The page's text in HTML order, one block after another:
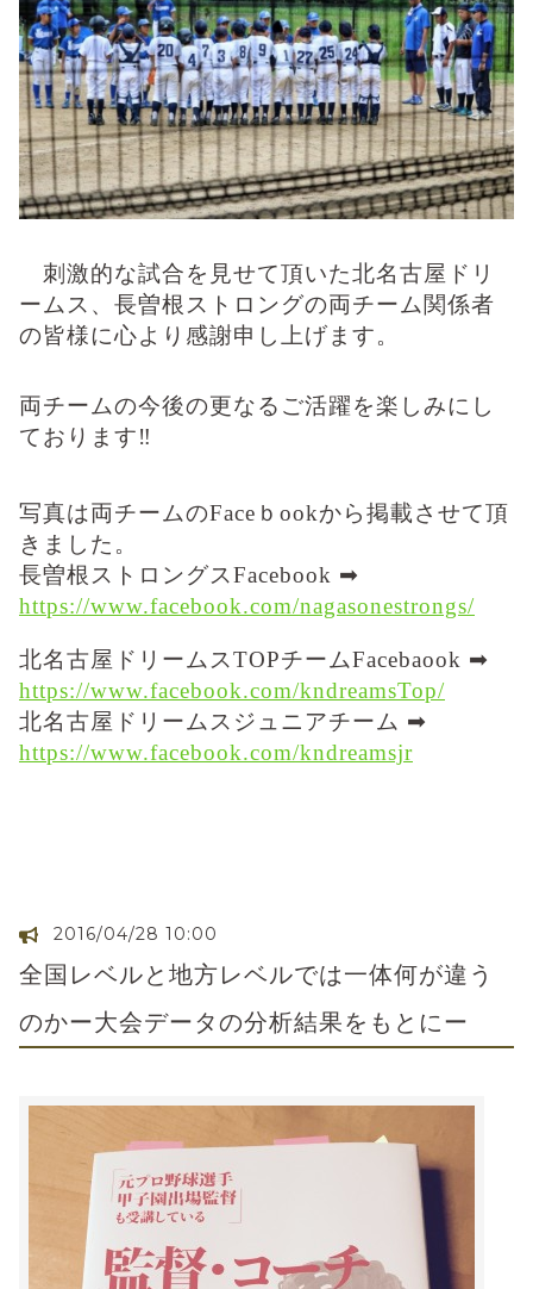
刺激的な試合を見せて頂いた北名古屋ドリ
ームス、長曽根ストロングの両チーム関係者
の皆様に心より感謝申し上げます。
両チームの今後の更なるご活躍を楽しみにし
ております‼
写真は両チームのFaceｂookから掲載させて頂
きました。
長曽根ストロングスFacebook ➡
https://www.facebook.com/nagasonestrongs/
北名古屋ドリームスTOPチームFacebaook ➡
https://www.facebook.com/kndreamsTop/
北名古屋ドリームスジュニアチーム ➡
https://www.facebook.com/kndreamsjr
2016/04/28 10:00
全国レベルと地方レベルでは一体何が違う
のかー大会データの分析結果をもとにー